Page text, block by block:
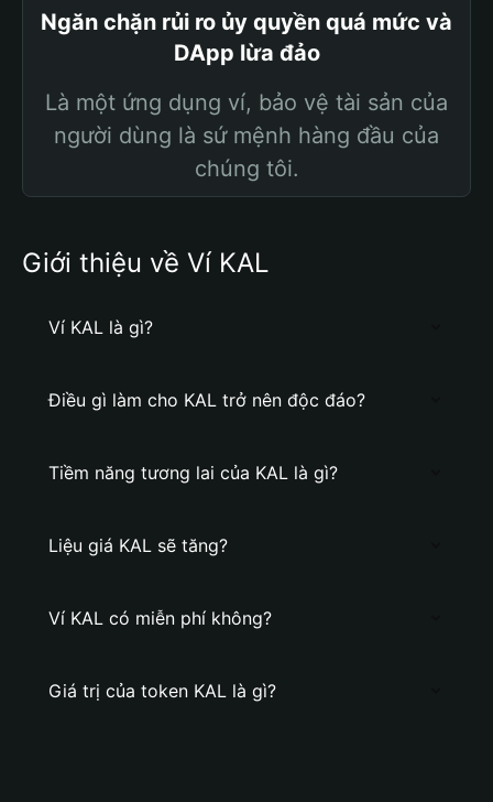
Ngăn chặn rủi ro ủy quyền quá mức và
DApp lừa đảo
Là một ứng dụng ví, bảo vệ tài sản của
người dùng là sứ mệnh hàng đầu của
chúng tôi.
Giới thiệu về Ví KAL
Ví KAL là gì?
Điều gì làm cho KAL trở nên độc đáo?
Tiềm năng tương lai của KAL là gì?
Liệu giá KAL sẽ tăng?
Ví KAL có miễn phí không?
Giá trị của token KAL là gì?